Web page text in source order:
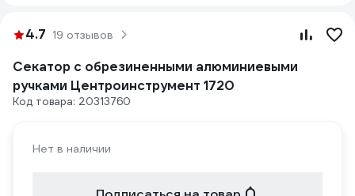
4.7 19 отзывов
Секатор с обрезиненными алюминиевыми
ручками Центроинструмент 1720
Код товара: 20313760
Нет в наличии